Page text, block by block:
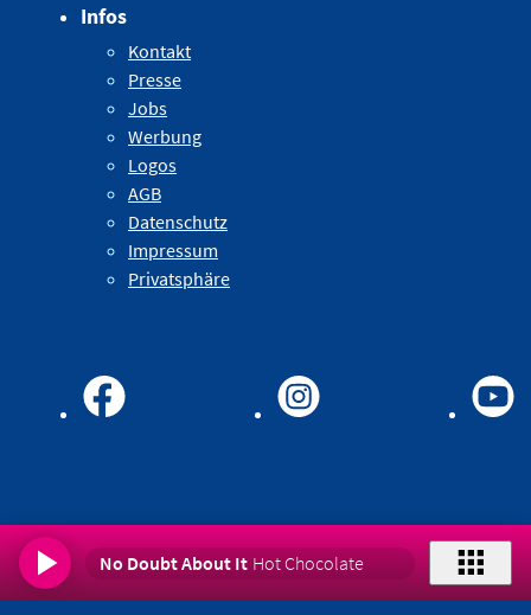
Infos
Kontakt
Presse
Jobs
Werbung
Logos
AGB
Datenschutz
Impressum
Privatsphäre
No Doubt About It Hot Chocolate